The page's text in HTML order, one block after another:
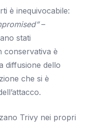
è inequivocabile:
–
stati
conservativa è
diffusione dello
che si è
Trivy nei propri